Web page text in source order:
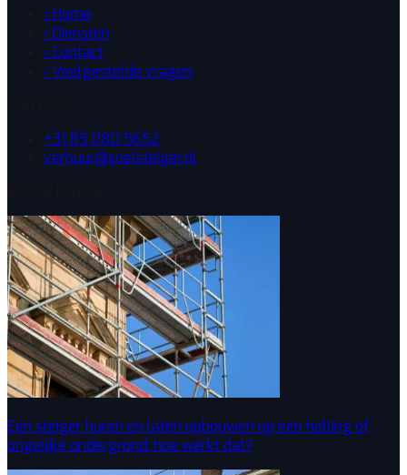
› Home
› Diensten
› Contact
› Veelgestelde vragen
+31 85 080 5652
verhuur@snelsteiger.nl
Een steiger huren en laten opbouwen op een helling of
ongelijke ondergrond: hoe werkt dat?